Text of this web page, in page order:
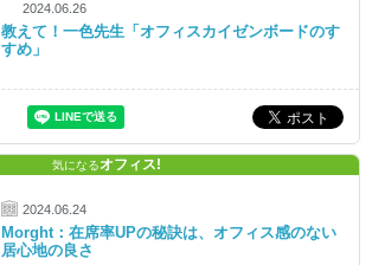
2024.06.26
教えて！一色先生「オフィスカイゼンボードのす
すめ」
気になるオフィス!
2024.06.24
Morght：在席率UPの秘訣は、オフィス感のない
居心地の良さ